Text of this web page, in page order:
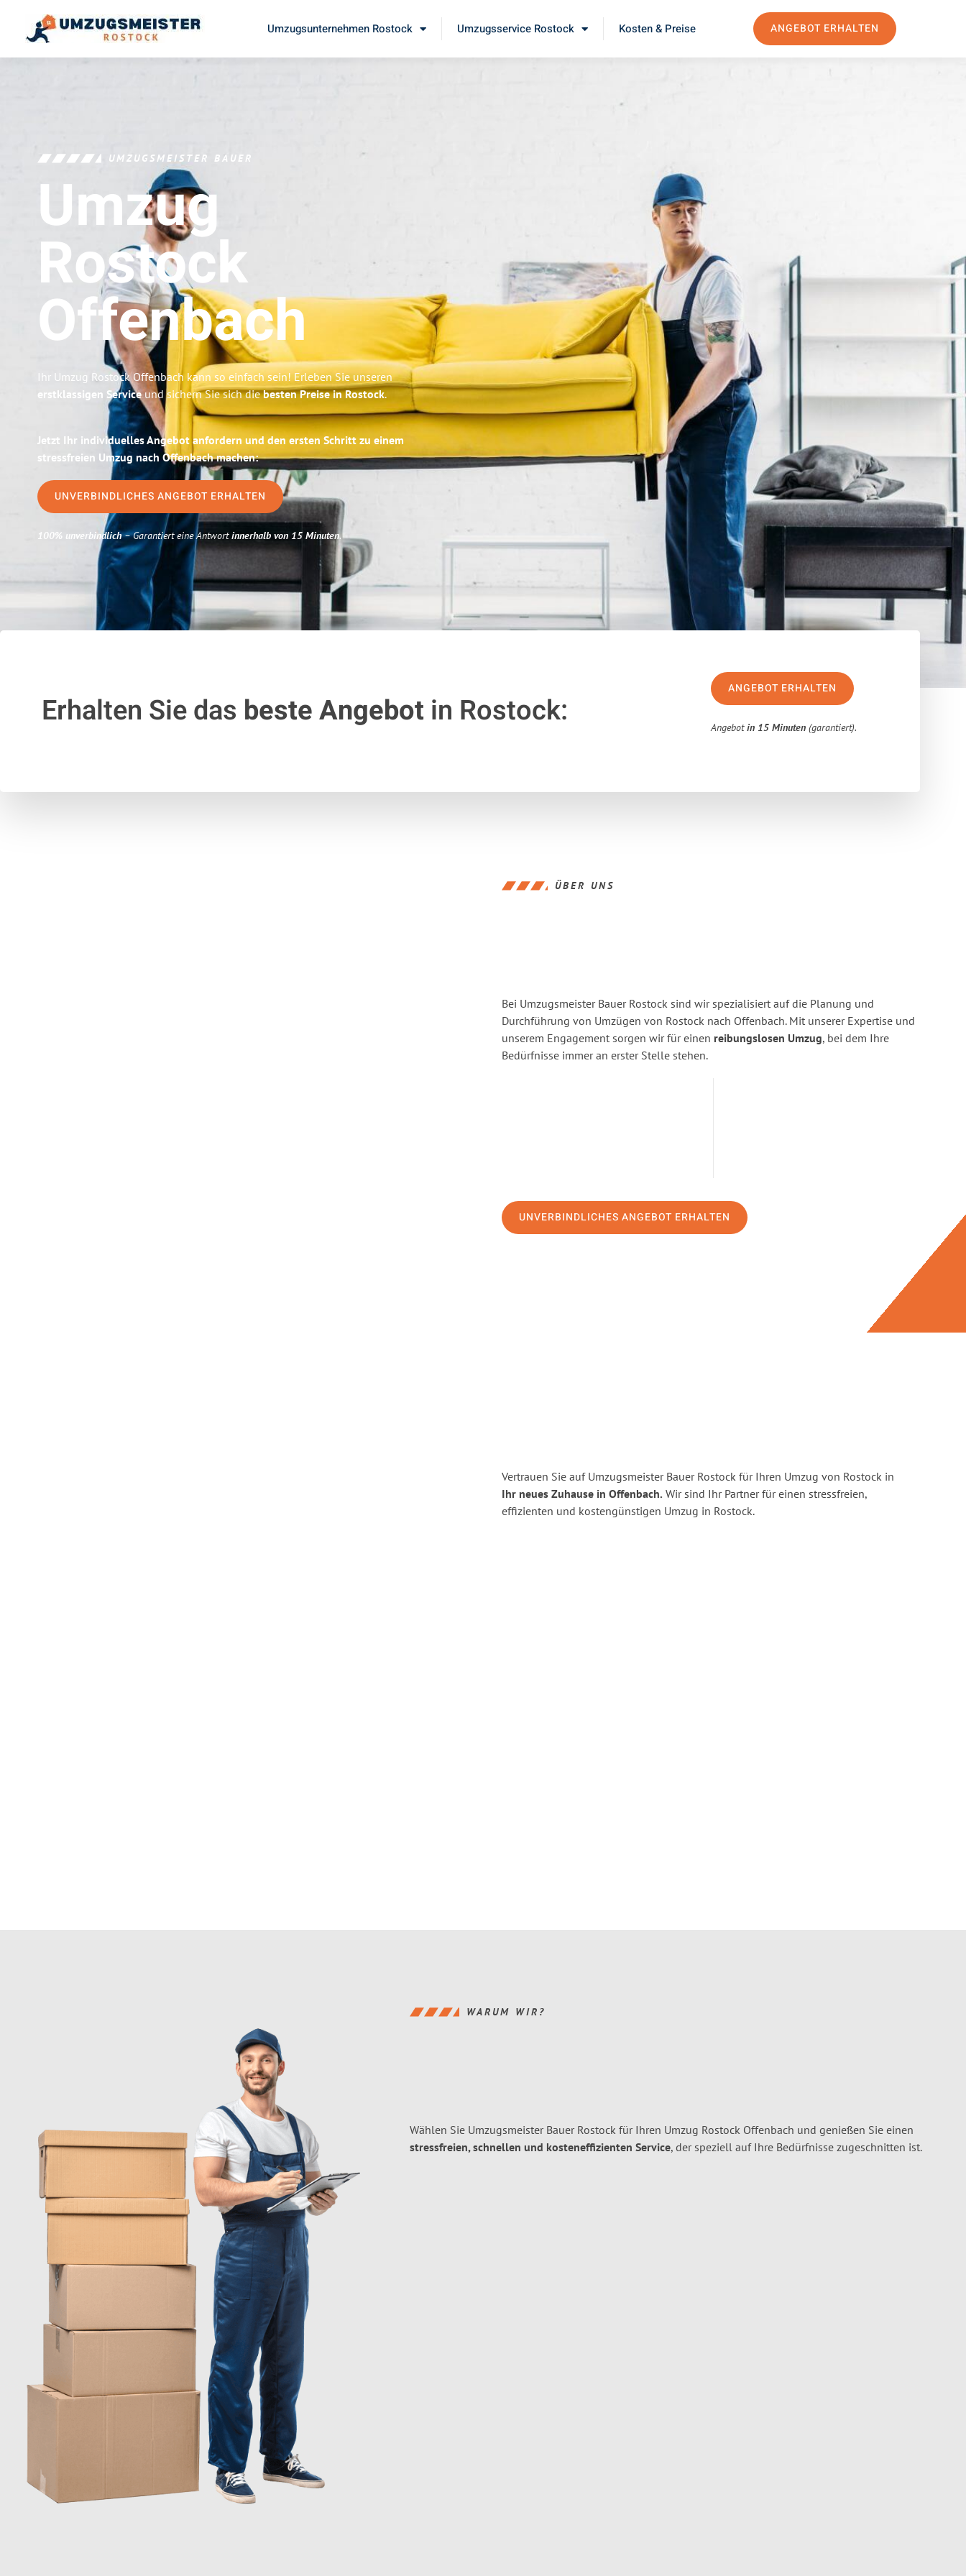
Umzugsunternehmen Rostock Umzugsservice Rostock Kosten & Preise ANGEBOT ERHALTEN
UMZUGSMEISTER BAUER
Umzug
Rostock
Offenbach
Ihr Umzug Rostock Offenbach kann so einfach sein! Erleben Sie unseren
erstklassigen Serviceund sichern Sie sich diebesten Preise in Rostock.
Jetzt Ihr individuelles Angebot anfordern und den ersten Schritt zu einem
stressfreien Umzug nach Offenbach machen:
UNVERBINDLICHES ANGEBOT ERHALTEN
100% unverbindlich– Garantiert eine Antwortinnerhalb von 15 Minuten.
Erhalten Sie das beste Angebotin Rostock:
ANGEBOT ERHALTEN
Angebotin 15 Minuten (garantiert).
ÜBER UNS
Bei Umzugsmeister Bauer Rostock sind wir spezialisiert auf die Planung und
Durchführung von Umzügen von Rostock nach Offenbach. Mit unserer Expertise und
unserem Engagement sorgen wir für einen reibungslosen Umzug, bei dem Ihre
Bedürfnisse immer an erster Stelle stehen.
UNVERBINDLICHES ANGEBOT ERHALTEN
Vertrauen Sie auf Umzugsmeister Bauer Rostock für Ihren Umzug von Rostock in
Ihr neues Zuhause in Offenbach. Wir sind Ihr Partner für einen stressfreien,
effizienten und kostengünstigen Umzug in Rostock.
WARUM WIR?
Wählen Sie Umzugsmeister Bauer Rostock für Ihren Umzug Rostock Offenbach und genießen Sie einen
stressfreien, schnellen und kosteneffizienten Service, der speziell auf Ihre Bedürfnisse zugeschnitten ist.